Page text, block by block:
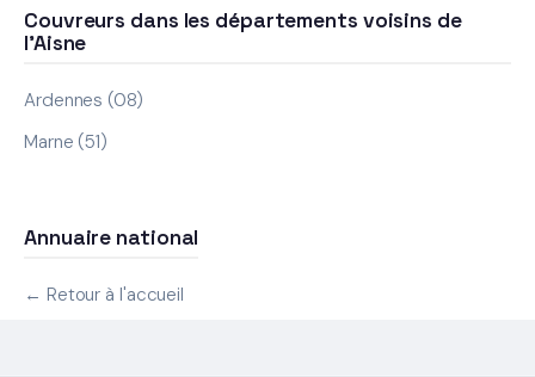
Couvreurs dans les départements voisins de
l'Aisne
Ardennes (08)
Marne (51)
Annuaire national
← Retour à l'accueil